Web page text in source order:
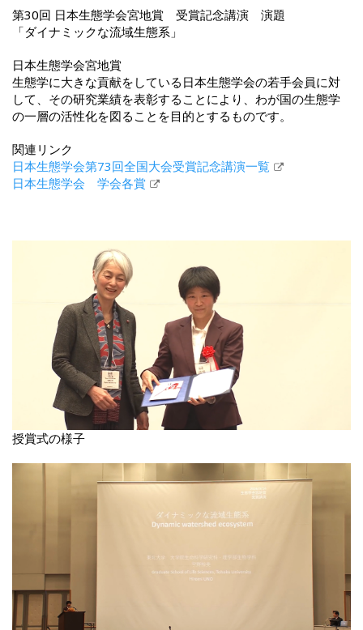
第30回 日本生態学会宮地賞 受賞記念講演 演題
「ダイナミックな流域生態系」
日本生態学会宮地賞
生態学に大きな貢献をしている日本生態学会の若手会員に対
して、その研究業績を表彰することにより、わが国の生態学
の一層の活性化を図ることを目的とするものです。
関連リンク
日本生態学会第73回全国大会受賞記念講演一覧
日本生態学会 学会各賞
授賞式の様子